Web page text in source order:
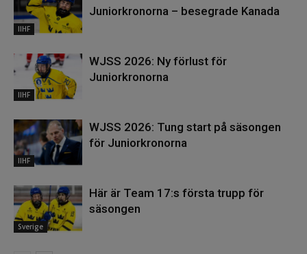
IIHF
Juniorkronorna – besegrade Kanada
IIHF
WJSS 2026: Ny förlust för
Juniorkronorna
IIHF
WJSS 2026: Tung start på säsongen
för Juniorkronorna
Sverige
Här är Team 17:s första trupp för
säsongen